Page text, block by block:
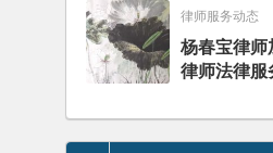
律师服务动态
杨春宝律师
律师法律服